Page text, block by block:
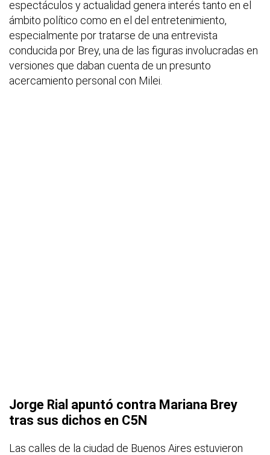
espectáculos y actualidad genera interés tanto en el
ámbito político como en el del entretenimiento,
especialmente por tratarse de una entrevista
conducida por Brey, una de las figuras involucradas en
versiones que daban cuenta de un presunto
acercamiento personal con Milei.
Jorge Rial apuntó contra Mariana Brey
tras sus dichos en C5N
Las calles de la ciudad de Buenos Aires estuvieron